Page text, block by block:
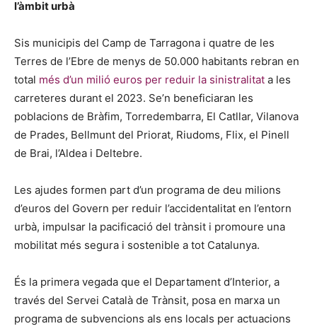
l’àmbit urbà
Sis municipis del Camp de Tarragona i quatre de les
Terres de l’Ebre de menys de 50.000 habitants rebran en
total més d’un milió euros per reduir la sinistralitat a les
carreteres durant el 2023. Se’n beneficiaran les
poblacions de Bràfim, Torredembarra, El Catllar, Vilanova
de Prades, Bellmunt del Priorat, Riudoms, Flix, el Pinell
de Brai, l’Aldea i Deltebre.
Les ajudes formen part d’un programa de deu milions
d’euros del Govern per reduir l’accidentalitat en l’entorn
urbà, impulsar la pacificació del trànsit i promoure una
mobilitat més segura i sostenible a tot Catalunya.
És la primera vegada que el Departament d’Interior, a
través del Servei Català de Trànsit, posa en marxa un
programa de subvencions als ens locals per actuacions